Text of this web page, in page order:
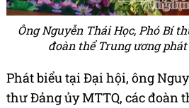
Ông Nguyễn Thái Học, Phó Bí
đoàn thể Trung ương
Phát biểu tại Đại hội, ông
thư Đảng ủy MTTQ, các đoàn